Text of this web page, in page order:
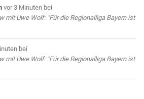
vor 3 Minuten bei
mit Uwe Wolf: "Für die Regionalliga Bayern ist
bei
mit Uwe Wolf: "Für die Regionalliga Bayern ist